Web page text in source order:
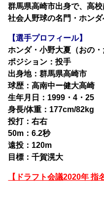
群馬県高崎市出身で、高
社会人野球の名門・ホンダ
【選手プロフィール】
ホンダ・小野大夏（おの・
ポジション：投手
出身地：群馬県高崎市
球歴：高南中ー健大高崎
生年月日：1999・4・25
身長/体重：177cm/82kg
投打：右右
50m：6.2秒
遠投：120m
目標：千賀滉大
【ドラフト会議2020年 指